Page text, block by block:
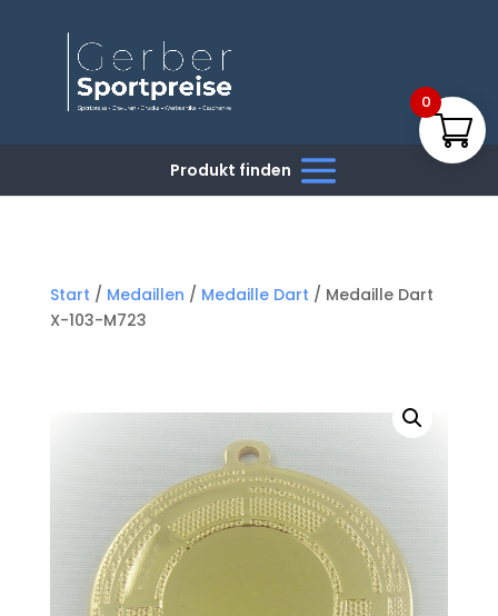
Start / Medaillen / Medaille Dart / Medaille Dart
X-103-M723
0